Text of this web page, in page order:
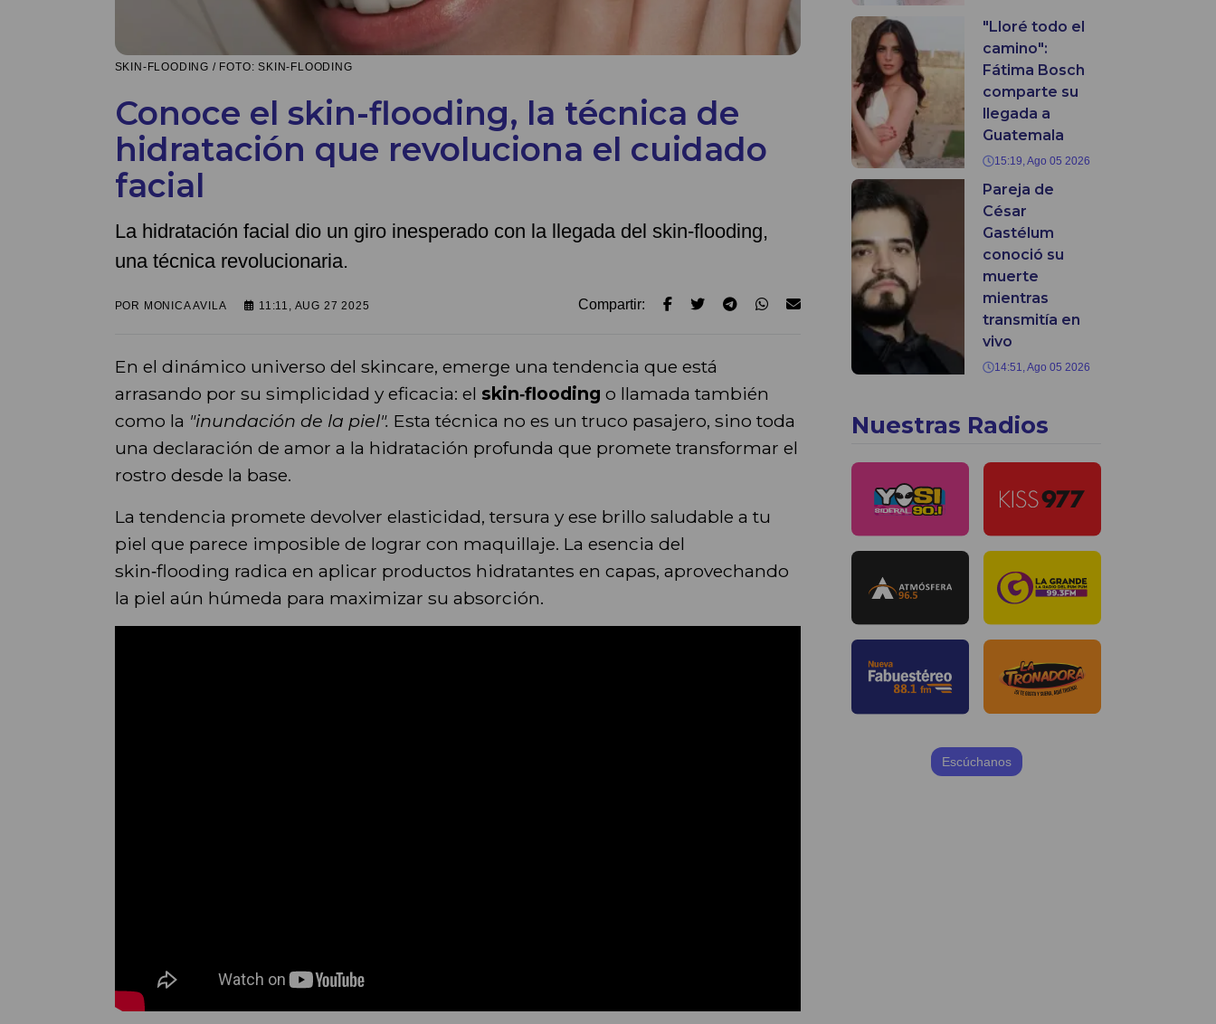
SKIN-FLOODING / FOTO: SKIN-FLOODING
Conoce el skin-flooding, la técnica de
hidratación que revoluciona el cuidado
facial
La hidratación facial dio un giro inesperado con la llegada del skin-flooding,
una técnica revolucionaria.
POR MONICA AVILA 11:11, AUG 27 2025 Compartir:
En el dinámico universo del skincare, emerge una tendencia que está
arrasando por su simplicidad y eficacia: el skin‑flooding o llamada también
como la "inundación de la piel". Esta técnica no es un truco pasajero, sino toda
una declaración de amor a la hidratación profunda que promete transformar el
rostro desde la base.
La tendencia promete devolver elasticidad, tersura y ese brillo saludable a tu
piel que parece imposible de lograr con maquillaje. La esencia del
skin‑flooding radica en aplicar productos hidratantes en capas, aprovechando
la piel aún húmeda para maximizar su absorción.
"Lloré todo el
camino":
Fátima Bosch
comparte su
llegada a
Guatemala
15:19, Ago 05 2026
Pareja de
César
Gastélum
conoció su
muerte
mientras
transmitía en
vivo
14:51, Ago 05 2026
Nuestras Radios
Escúchanos